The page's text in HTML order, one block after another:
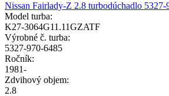
Nissan Fairlady-Z 2.8 turbodúchadlo 5327-
Model turba:
K27-3064G11.11GZATF
Výrobné č. turba:
5327-970-6485
Ročník:
1981-
Zdvihový objem:
2.8